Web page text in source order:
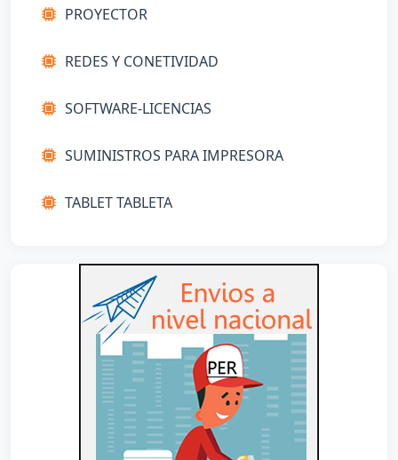
PROYECTOR
REDES Y CONETIVIDAD
SOFTWARE-LICENCIAS
SUMINISTROS PARA IMPRESORA
TABLET TABLETA